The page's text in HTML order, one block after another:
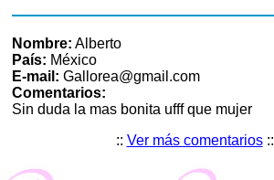
Nombre: Alberto
País: México
E-mail: Gallorea@gmail.com
Comentarios:
Sin duda la mas bonita ufff que mujer
:: Ver más comentarios::